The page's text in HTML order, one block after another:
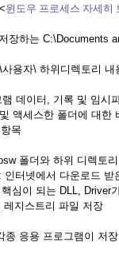
<윈도우 프로세스 자세히
장하는 C:\Documents
용자\ 하위디렉토리 내
데이터, 기록 및 임시
액세스한 폴더에 대한
목
폴더와 하위 디렉토
인터넷에서 다운로드
심이 되는 DLL, Driver
지스트리 파일 저장
종 응용 프로그램이 저